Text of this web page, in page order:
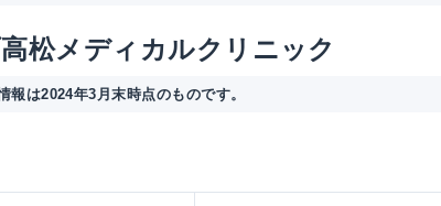
松メディカルクリニック
報は2024年3月末時点のものです。